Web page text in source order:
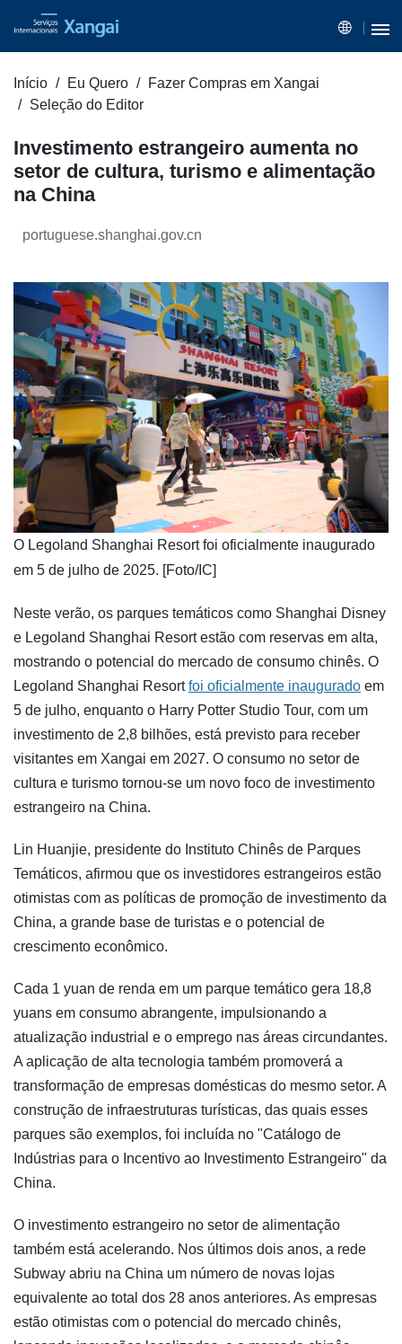
Início Eu Quero
Fazer Compras em Xangai
Seleção do Editor
Investimento estrangeiro aumenta no
setor de cultura, turismo e alimentação
na China
portuguese.shanghai.gov.cn
​O Legoland Shanghai Resort foi oficialmente inaugurado
em 5 de julho de 2025. [Foto/IC]
Neste verão, os parques temáticos como Shanghai Disney
e Legoland Shanghai Resort estão com reservas em alta,
mostrando o potencial do mercado de consumo chinês. O
Legoland Shanghai Resortfoi oficialmente inaugurado em
5 de julho, enquanto o Harry Potter Studio Tour, com um
investimento de 2,8 bilhões, está previsto para receber
visitantes em Xangai em 2027. O consumo no setor de
cultura e turismo tornou-se um novo foco de investimento
estrangeiro na China.
Lin Huanjie, presidente do Instituto Chinês de Parques
Temáticos, afirmou que os investidores estrangeiros estão
otimistas com as políticas de promoção de investimento da
China, a grande base de turistas e o potencial de
crescimento econômico.
Cada 1 yuan de renda em um parque temático gera 18,8
yuans em consumo abrangente, impulsionando a
atualização industrial e o emprego nas áreas circundantes.
A aplicação de alta tecnologia também promoverá a
transformação de empresas domésticas do mesmo setor. A
construção de infraestruturas turísticas, das quais esses
parques são exemplos, foi incluída no "Catálogo de
Indústrias para o Incentivo ao Investimento Estrangeiro" da
China.
O investimento estrangeiro no setor de alimentação
também está acelerando. Nos últimos dois anos, a rede
Subway abriu na China um número de novas lojas
equivalente ao total dos 28 anos anteriores. As empresas
estão otimistas com o potencial do mercado chinês,